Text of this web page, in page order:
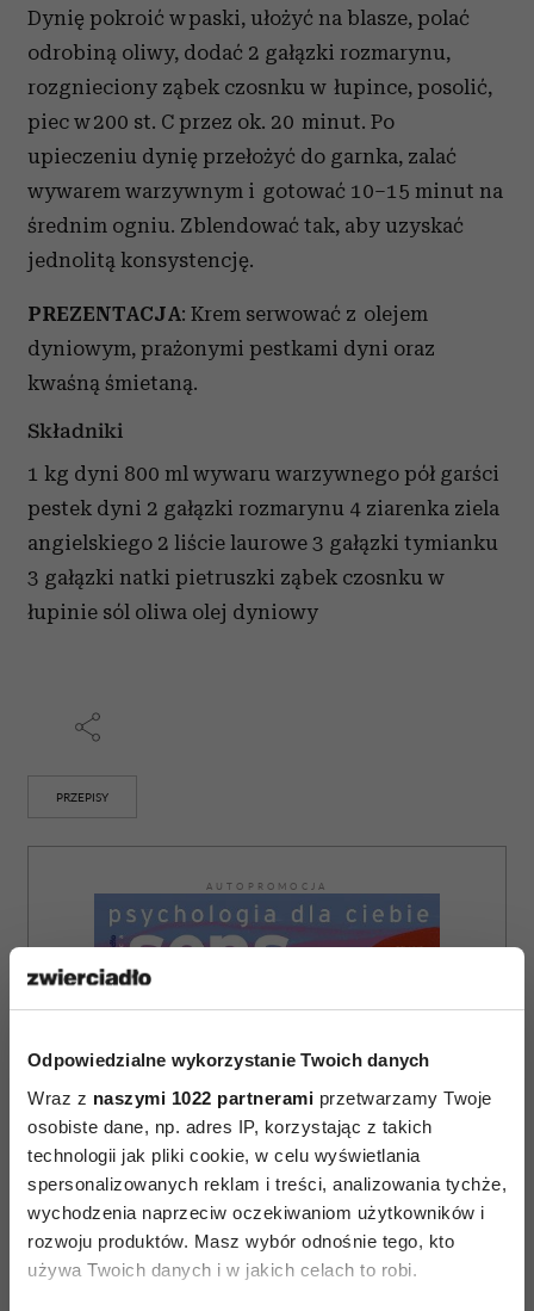
Odpowiedzialne wykorzystanie Twoich danych
Wraz z naszymi 1022 partnerami przetwarzamy Twoje
osobiste dane, np. adres IP, korzystając z takich
technologii jak pliki cookie, w celu wyświetlania
spersonalizowanych reklam i treści, analizowania tychże,
wychodzenia naprzeciw oczekiwaniom użytkowników i
rozwoju produktów. Masz wybór odnośnie tego, kto
używa Twoich danych i w jakich celach to robi.
Dynię pokroić w paski, ułożyć na blasze, polać
odrobiną oliwy, dodać 2 gałązki rozmarynu,
rozgnieciony ząbek czosnku w łupince, posolić,
piec w 200 st. C przez ok. 20 minut. Po
upieczeniu dynię przełożyć do garnka, zalać
wywarem warzywnym i gotować 10–15 minut na
średnim ogniu. Zblendować tak, aby uzyskać
jednolitą konsystencję.
PREZENTACJA: Krem serwować z olejem
dyniowym, prażonymi pestkami dyni oraz
kwaśną śmietaną.
Składniki
1 kg dyni 800 ml wywaru warzywnego pół garści
pestek dyni 2 gałązki rozmarynu 4 ziarenka ziela
angielskiego 2 liście laurowe 3 gałązki tymianku
3 gałązki natki pietruszki ząbek czosnku w
łupinie sól oliwa olej dyniowy
PRZEPISY
AUTOPROMOCJA